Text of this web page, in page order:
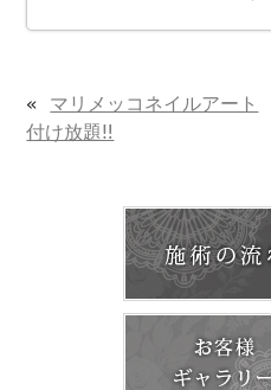
« マリメッコネイルアート
付け放題‼︎